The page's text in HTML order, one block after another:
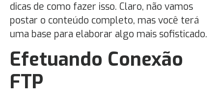
dicas de como fazer isso. Claro, não vamos
postar o conteúdo completo, mas você terá
uma base para elaborar algo mais sofisticado.
Efetuando Conexão
FTP